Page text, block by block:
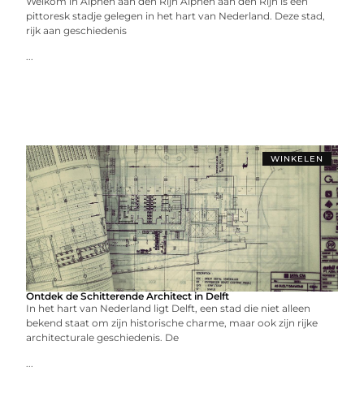
pittoresk stadje gelegen in het hart van Nederland. Deze stad,
rijk aan geschiedenis
...
WINKELEN
Ontdek de Schitterende Architect in Delft
In het hart van Nederland ligt Delft, een stad die niet alleen
bekend staat om zijn historische charme, maar ook zijn rijke
architecturale geschiedenis. De
...